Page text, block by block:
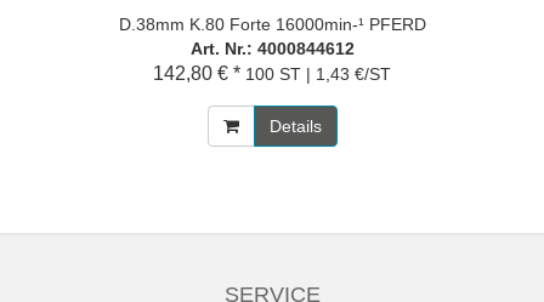
D.38mm K.80 Forte 16000min-¹ PFERD
Art. Nr.: 4000844612
142,80 € * 100 ST | 1,43 €/ST
Details
SERVICE